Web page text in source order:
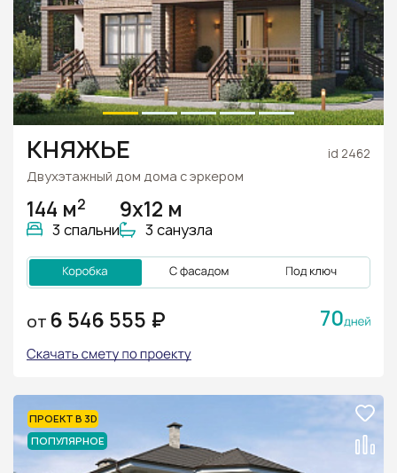
КНЯЖЬЕ id 2462
Двухэтажный дом дома с эркером
144 м2
3 спальни
9x12 м
3 санузла
ОТ 6 546 555 ₽ 70
ПРОЕКТ В 3D
ПОПУЛЯРНОЕ